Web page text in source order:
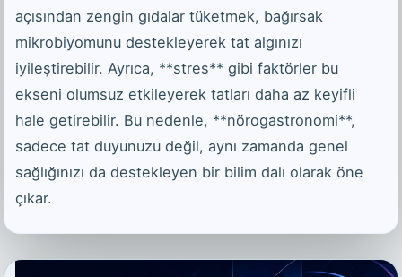
açısından zengin gıdalar tüketmek, bağırsak
mikrobiyomunu destekleyerek tat algınızı
iyileştirebilir. Ayrıca, **stres** gibi faktörler bu
ekseni olumsuz etkileyerek tatları daha az keyifli
hale getirebilir. Bu nedenle, **nörogastronomi**,
sadece tat duyunuzu değil, aynı zamanda genel
sağlığınızı da destekleyen bir bilim dalı olarak öne
çıkar.